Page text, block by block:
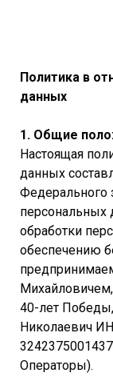
Политика в
данных
1. Общие
Настоящая
данных
Федерального
персональных
обработки
обеспечению
Михайловичем,
40-лет
Николаевич
Операторы).